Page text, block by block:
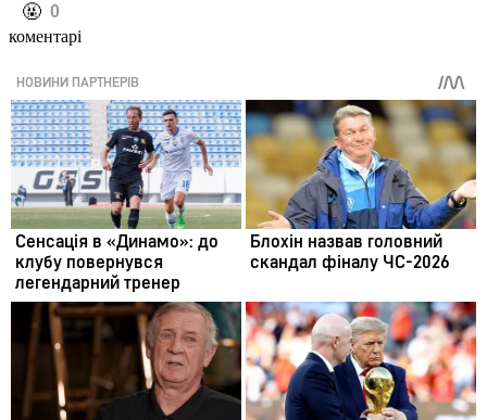
️🤬 0
коментарі